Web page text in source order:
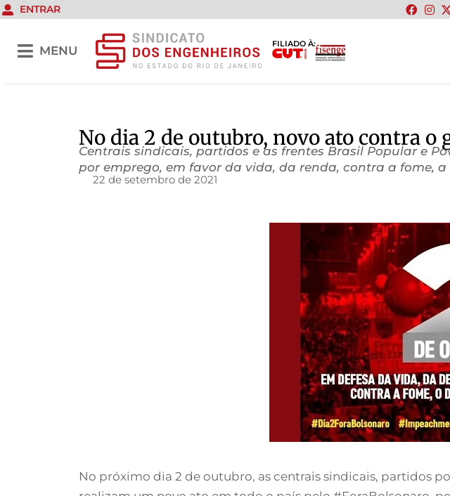
ENTRAR
MENU
FILIADO À:
No dia 2 de outubro, novo ato contra o
Centrais sindicais, partidos e as frentes Brasil Popular e
por emprego, em favor da vida, da renda, contra a fome,
22 de setembro de 2021
No próximo dia 2 de outubro, as centrais sindicais, partidos